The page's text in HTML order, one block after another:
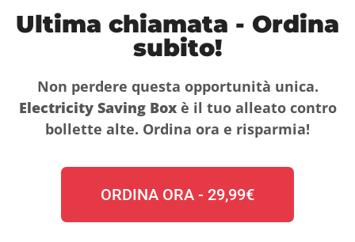
Ultima chiamata - Ordina
subito!
Non perdere questa opportunità unica.
Electricity Saving Boxè il tuo alleato contro
bollette alte. Ordina ora e risparmia!
ORDINA ORA - 29,99€